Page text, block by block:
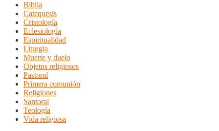
Biblia
Catequesis
Cristología
Eclesiología
Espiritualidad
Liturgia
Muerte y duelo
Objetos religiosos
Pastoral
Primera comunión
Religiones
Santoral
Teología
Vida religiosa